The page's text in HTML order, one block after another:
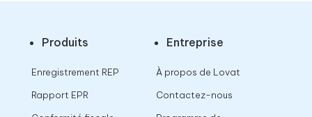
Produits
Enregistrement REP
Rapport EPR
Entreprise
À propos de Lovat
Contactez-nous